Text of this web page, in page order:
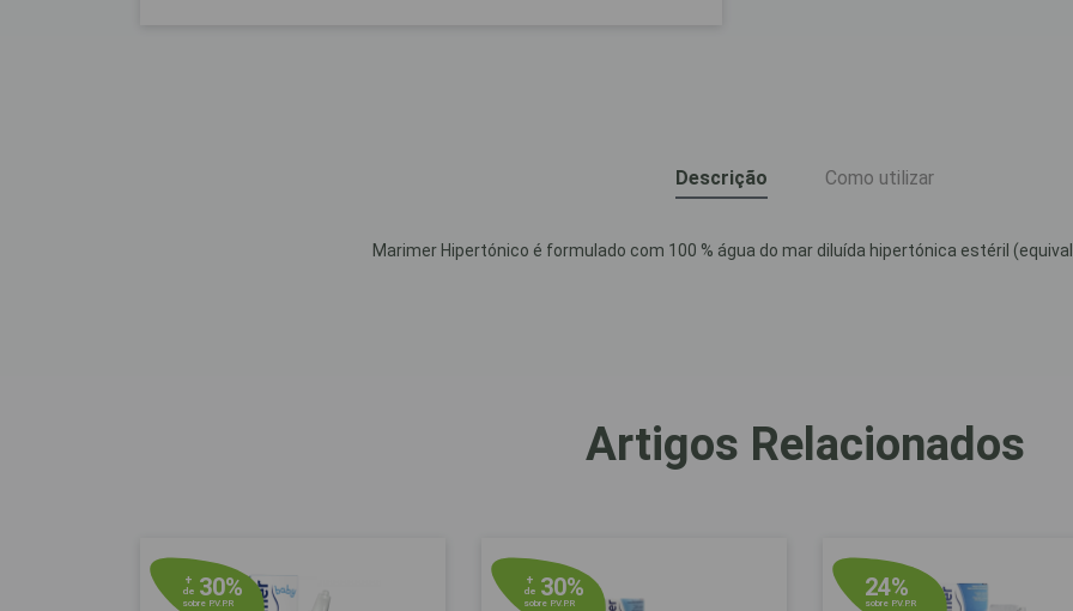
Descrição Como utilizar
Marimer Hipertónico é formulado com 100 % água do mar diluída hipertónica estéril
Artigos Relacionados
+
de 30%
sobre P.V.P.R
+
de 30%
sobre P.V.P.R
24%
sobre P.V.P.R